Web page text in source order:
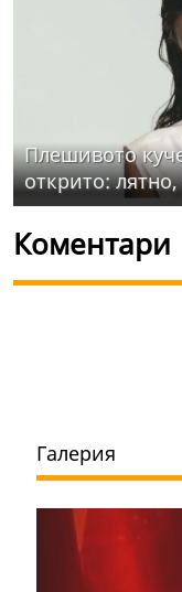
Плешивото
открито:
Коментари
Галерия